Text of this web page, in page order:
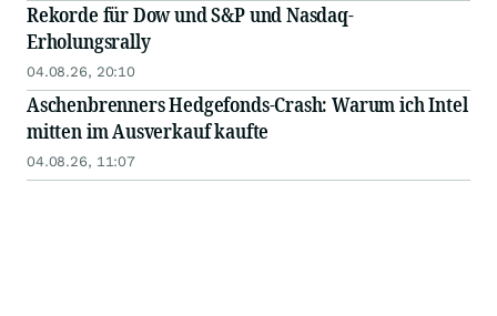
Rekorde für Dow und S&P und Nasdaq-
Erholungsrally
04.08.26, 20:10
Aschenbrenners Hedgefonds-Crash: Warum ich Intel
mitten im Ausverkauf kaufte
04.08.26, 11:07